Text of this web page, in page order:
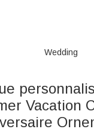
Wedding
Vacation